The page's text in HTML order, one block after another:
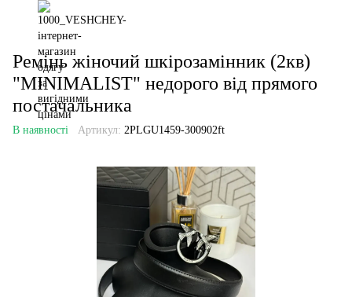
Ремінь жіночий шкірозамінник (2кв)
"MINIMALIST" недорого від прямого
постачальника
В наявності Артикул: 2PLGU1459-300902ft